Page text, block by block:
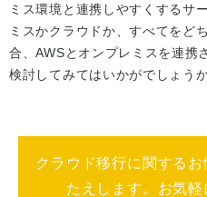
ミス環境と連携しやすくするサ
ミスかクラウドか、すべてをど
合、AWSとオンプレミスを連携
検討してみてはいかがでしょうか
クラウド移行に関する
たえします。お気軽